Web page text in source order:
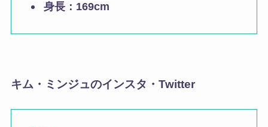
身長： 169cm
キム・ミンジュのインスタ・Twitter